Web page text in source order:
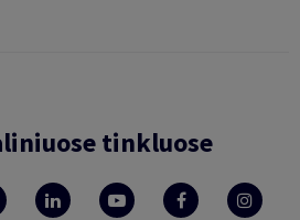
tinkluose